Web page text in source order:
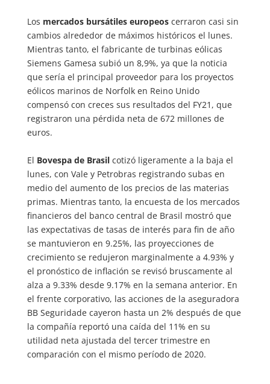
Los mercados bursátiles europeoscerraron casi sin
cambios alrededor de máximos históricos el lunes.
Mientras tanto, el fabricante de turbinas eólicas
Siemens Gamesa subió un 8,9%, ya que la noticia
que sería el principal proveedor para los proyectos
eólicos marinos de Norfolk en Reino Unido
compensó con creces sus resultados del FY21, que
registraron una pérdida neta de 672 millones de
euros.
El Bovespa de Brasilcotizó ligeramente a la baja el
lunes, con Vale y Petrobras registrando subas en
medio del aumento de los precios de las materias
primas. Mientras tanto, la encuesta de los mercados
financieros del banco central de Brasil mostró que
las expectativas de tasas de interés para fin de año
se mantuvieron en 9.25%, las proyecciones de
crecimiento se redujeron marginalmente a 4.93% y
el pronóstico de inflación se revisó bruscamente al
alza a 9.33% desde 9.17% en la semana anterior. En
el frente corporativo, las acciones de la aseguradora
BB Seguridade cayeron hasta un 2% después de que
la compañía reportó una caída del 11% en su
utilidad neta ajustada del tercer trimestre en
comparación con el mismo período de 2020.